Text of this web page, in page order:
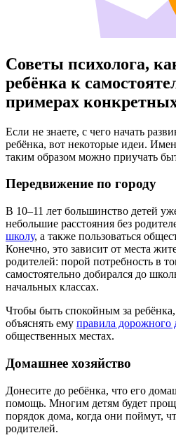
Советы психолога,
ребёнка к
примерах
Если не знаете, с чего начать
ребёнка, вот некоторые идеи.
таким образом можно приучать
Передвижение по городу
В 10–11 лет большинство детей
небольшие расстояния без
школу, а также пользоваться
Конечно, это зависит от места
родителей: порой потребность в
самостоятельно добирался до
начальных классах.
Чтобы быть спокойным за
объяснять ему правила дорожного
общественных местах.
Домашнее хозяйство
Донесите до ребёнка, что его
помощь. Многим детям будет
порядок дома, когда они поймут,
родителей.